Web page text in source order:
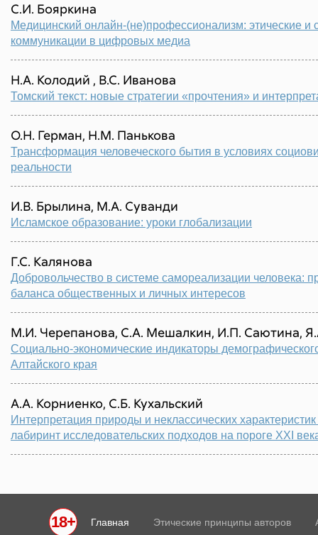
С.И. Бояркина
Медицинский онлайн‐(не)профессионализм: этические и
коммуникации в цифровых медиа
Н.А. Колодий , В.С. Иванова
Томский текст: новые стратегии «прочтения» и
О.Н. Герман, Н.M. Панькова
Трансформация человеческого бытия в условиях
реальности
И.В. Брылина, М.А. Суванди
Исламское образование: уроки глобализации
Г.С. Калянова
Добровольчество в системе самореализации человека:
баланса общественных и личных интересов
М.И. Черепанова, С.А. Мешалкин, И.П. Саютина,
Социально‐экономические индикаторы
Алтайского края
А.А. Корниенко, С.Б. Кухальский
Интерпретация природы и неклассических
лабиринт исследовательских подходов на пороге XXI
18+ Главная Этические принципы авторов